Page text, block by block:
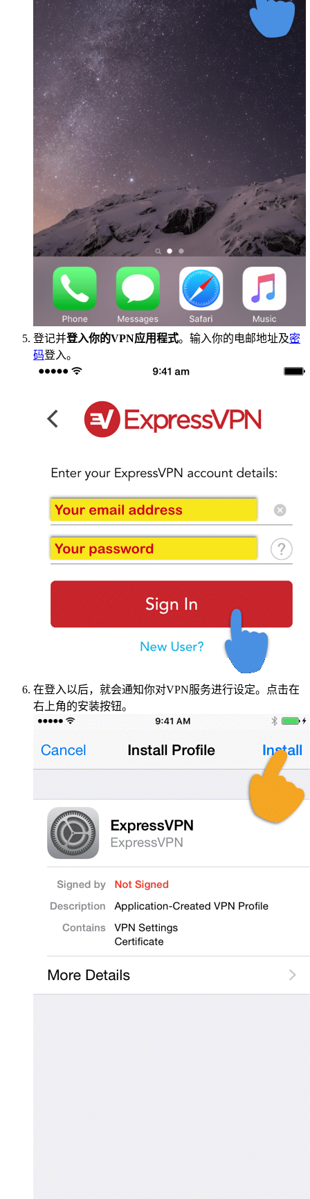
登记并登入你的VPN应用程式。输入你的电邮地址及密
码登入。
在登入以后，就会通知你对VPN服务进行设定。点击在
右上角的安装按钮。